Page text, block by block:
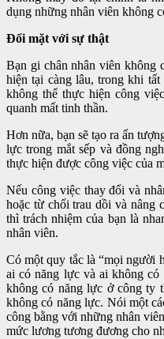
dụng những nhân viên không
Đối mặt với sự thật
Bạn gi chân nhân viên không
hiện tại càng lâu, trong khi
không thể thực hiện công
quanh mất tinh thần.
Hơn nữa, bạn sẽ tạo ra ấn
lực trong mắt sếp và đồng
thực hiện được công việc của
Nếu công việc thay đổi và
hoặc từ chối trau dồi và nâng
thì trách nhiệm của bạn là
nhân viên.
Có một quy tắc là “mọi người
ai có năng lực và ai không
không có năng lực ở công ty
không có năng lực. Nói một
công bằng với những nhân
mức lương tương đương cho